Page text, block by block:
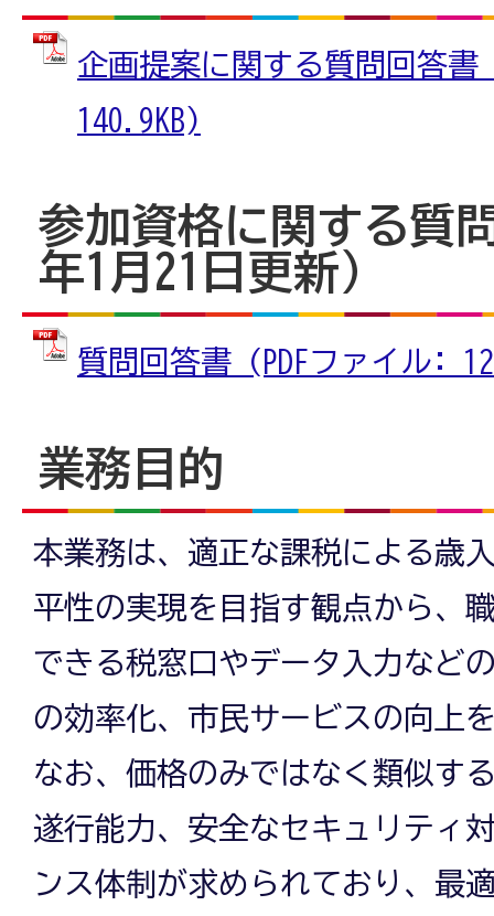
企画提案に関する質問回答書
140.9KB)
参加資格に関する質
年1月21日更新）
質問回答書 (PDFファイル:
業務目的
本業務は、適正な課税による歳
平性の実現を目指す観点から、
できる税窓口やデータ入力など
の効率化、市民サービスの向上
なお、価格のみではなく類似す
遂行能力、安全なセキュリティ
ンス体制が求められており、最